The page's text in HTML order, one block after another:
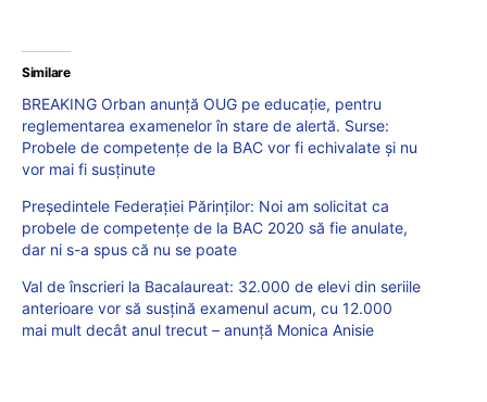
Similare
BREAKING Orban anunță OUG pe educație, pentru
reglementarea examenelor în stare de alertă. Surse:
Probele de competențe de la BAC vor fi echivalate și nu
vor mai fi susținute
Președintele Federației Părinților: Noi am solicitat ca
probele de competențe de la BAC 2020 să fie anulate,
dar ni s-a spus că nu se poate
Val de înscrieri la Bacalaureat: 32.000 de elevi din seriile
anterioare vor să susțină examenul acum, cu 12.000
mai mult decât anul trecut – anunță Monica Anisie